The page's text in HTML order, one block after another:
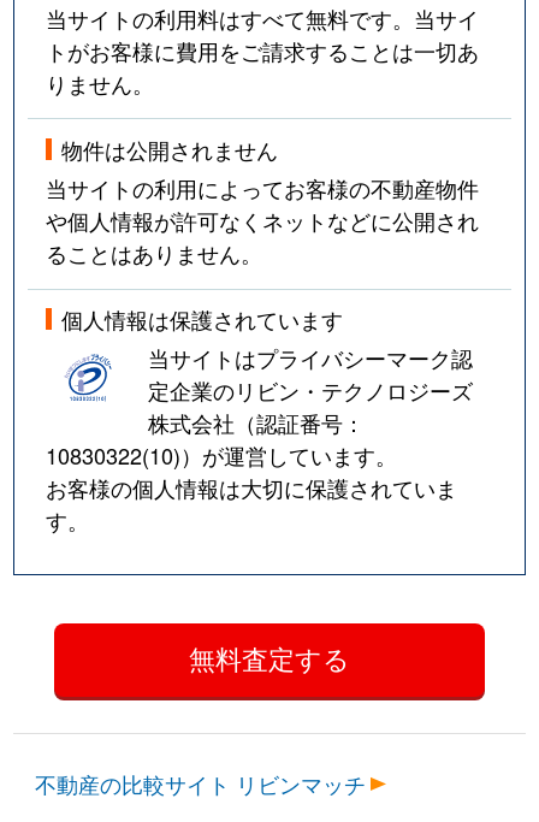
当サイトの利用料はすべて無料です。当サイ
トがお客様に費用をご請求することは一切あ
りません。
物件は公開されません
当サイトの利用によってお客様の不動産物件
や個人情報が許可なくネットなどに公開され
ることはありません。
個人情報は保護されています
当サイトはプライバシーマーク認
定企業のリビン・テクノロジーズ
株式会社（認証番号：
10830322(10)）が運営しています。
お客様の個人情報は大切に保護されていま
す。
不動産の比較サイト リビンマッチ